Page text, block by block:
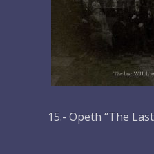
15.- Opeth “The